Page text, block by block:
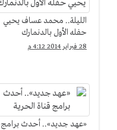
الليلة.. محمد عساف يحيي
حفله الأول بالدنمارك
28 فبراير 2014 4:12 م
«عهد جديد».. أحدث برامج